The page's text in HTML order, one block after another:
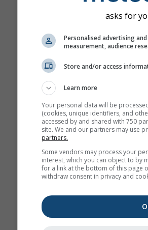
asks for
Personalised advertising
measurement, audience
Store and/or access
Learn more
Your personal data will be
(cookies, unique identifiers, and
accessed by and shared with 750
site. We and our partners may use
partners.
Some vendors may process your
interest, which you can object to by
for a link at the bottom of this page
withdraw consent in privacy and